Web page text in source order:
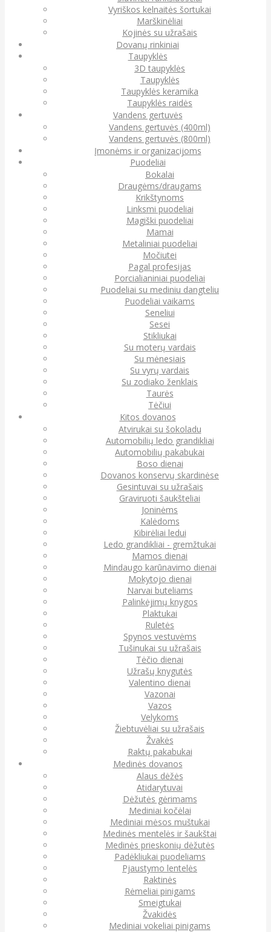
Vyriškos kelnaitės šortukai
Marškinėliai
Kojinės su užrašais
Dovanų rinkiniai
Taupyklės
3D taupyklės
Taupyklės
Taupyklės keramika
Taupyklės raidės
Vandens gertuvės
Vandens gertuvės (400ml)
Vandens gertuvės (800ml)
Įmonėms ir organizacijoms
Puodeliai
Bokalai
Draugėms/draugams
Krikštynoms
Linksmi puodeliai
Magiški puodeliai
Mamai
Metaliniai puodeliai
Močiutei
Pagal profesijas
Porcialianiniai puodeliai
Puodeliai su mediniu dangteliu
Puodeliai vaikams
Seneliui
Sesei
Stikliukai
Su moterų vardais
Su mėnesiais
Su vyrų vardais
Su zodiako ženklais
Taurės
Tėčiui
Kitos dovanos
Atvirukai su šokoladu
Automobilių ledo grandikliai
Automobilių pakabukai
Boso dienai
Dovanos konservų skardinėse
Gesintuvai su užrašais
Graviruoti šaukšteliai
Joninėms
Kalėdoms
Kibirėliai ledui
Ledo grandikliai - gremžtukai
Mamos dienai
Mindaugo karūnavimo dienai
Mokytojo dienai
Narvai buteliams
Palinkėjimų knygos
Plaktukai
Ruletės
Spynos vestuvėms
Tušinukai su užrašais
Tėčio dienai
Užrašų knygutės
Valentino dienai
Vazonai
Vazos
Velykoms
Žiebtuvėliai su užrašais
Žvakės
Raktų pakabukai
Medinės dovanos
Alaus dėžės
Atidarytuvai
Dėžutės gėrimams
Mediniai kočėlai
Mediniai mėsos muštukai
Medinės mentelės ir šaukštai
Medinės prieskonių dėžutės
Padėkliukai puodeliams
Pjaustymo lentelės
Raktinės
Rėmeliai pinigams
Smeigtukai
Žvakidės
Mediniai vokeliai pinigams